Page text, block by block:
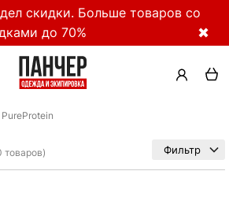
скидки. Больше товаров со
до 70%
✖
PureProtein
товаров) Фильтр